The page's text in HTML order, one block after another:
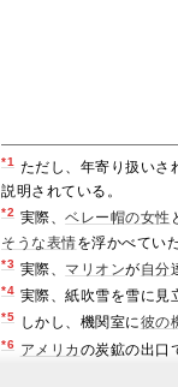
*1 ただし、年寄り扱いさ
説明されている。
*2 実際、ベレー帽の女性
そうな表情を浮かべていた
*3 実際、 マリオンが自分
*4 実際、紙吹雪を雪に見
*5 しかし、機関室に彼の
*6 アメリカ の炭鉱の出口